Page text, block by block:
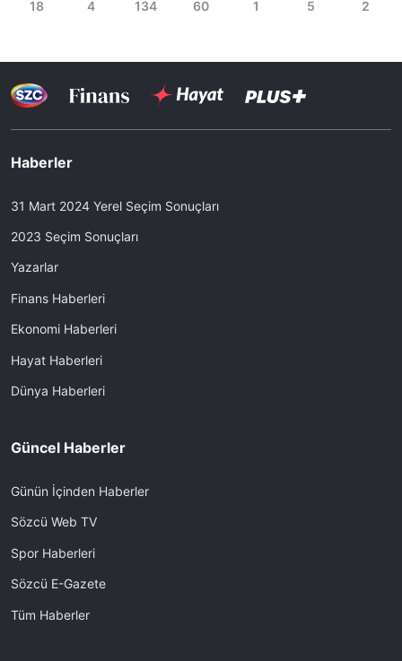
Haberler
31 Mart 2024 Yerel Seçim Sonuçları
2023 Seçim Sonuçları
Yazarlar
Finans Haberleri
Ekonomi Haberleri
Hayat Haberleri
Dünya Haberleri
Güncel Haberler
Günün İçinden Haberler
Sözcü Web TV
Spor Haberleri
Sözcü E-Gazete
Tüm Haberler